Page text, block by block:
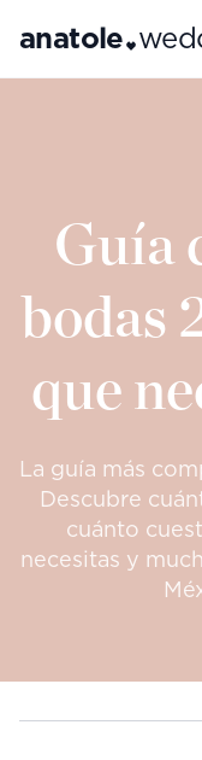
anatole
Guía
bodas
que
La guía más
Descubre
cuánto
necesitas y